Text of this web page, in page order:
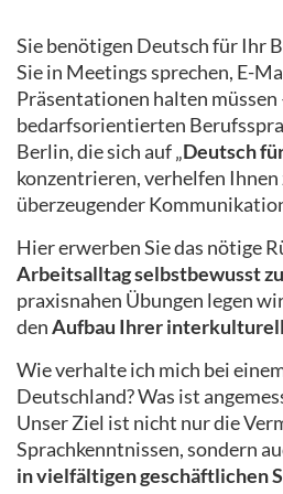
Sie benötigen Deutsch für Ihr
Sie in Meetings sprechen, E-
Präsentationen halten müssen
bedarfsorientierten
Berlin, die sich auf „Deutsch
konzentrieren, verhelfen Ihnen
überzeugender
Hier erwerben Sie das nötige
Arbeitsalltag selbstbewusst
praxisnahen Übungen legen
denAufbau Ihrer
Wie verhalte ich mich bei
Deutschland? Was ist
Unser Ziel ist nicht nur die
Sprachkenntnissen, sondern
in vielfältigen geschäftlichen